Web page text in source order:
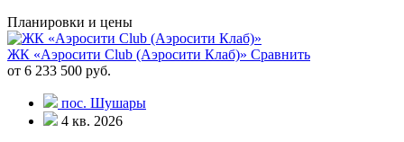
Планировки и цены
ЖК «Аэросити Club (Аэросити Клаб)» Сравнить
от 6 233 500 руб.
пос. Шушары
4 кв. 2026